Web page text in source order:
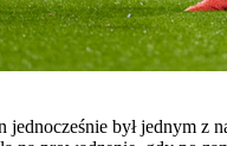
był jednym